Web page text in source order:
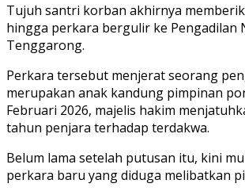
Tujuh santri korban akhirnya
hingga perkara bergulir ke Pengadilan
Tenggarong.
Perkara tersebut menjerat seorang
merupakan anak kandung pimpinan
Februari 2026, majelis hakim
tahun penjara terhadap terdakwa.
Belum lama setelah putusan itu, kini
perkara baru yang diduga melibatkan